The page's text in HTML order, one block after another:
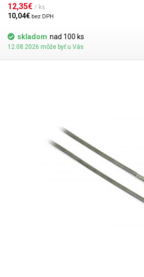
800 so šírkou 0,5, 2,3,4,5 mm.
Ak máte záujem
kontaktujte naše obchodné oddelenie. V objednávke vždy uveďte dĺžku
pôvodnej struny (od stredu oka po stred
jednotlivých zváračiek SFTD-800 mierne líšiť,
12,35€ / ks
10,04€ bez DPH
skladom nad 100 ks
12.08.2026 môže byť u Vás